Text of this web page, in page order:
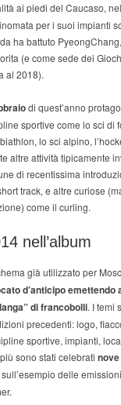
ai piedi del Caucaso,
per i suoi impianti
ha battuto
(e come sede dei
al 2018).
di quest’anno
sportive come lo sci di
lo sci alpino,
altre attività tipicamente
di recentissima
track, e altre curiose
come il curling.
nell’album
già utilizzato per
d’anticipo emettendo
di francobolli. I temi
precedenti: logo,
sportive, impianti,
sono stati celebrati
sull’esempio delle